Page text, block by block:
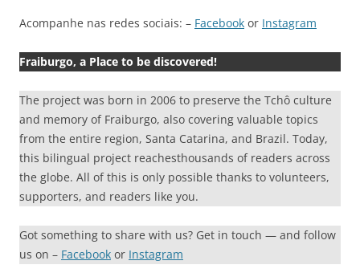
Acompanhe nas redes sociais: – Facebook or Instagram
Fraiburgo, a Place to be discovered!
The project was born in 2006 to preserve the Tchô culture
and memory of Fraiburgo, also covering valuable topics
from the entire region, Santa Catarina, and Brazil. Today,
this bilingual project reachesthousands of readers across
the globe. All of this is only possible thanks to volunteers,
supporters, and readers like you.
Got something to share with us? Get in touch — and follow
us on – Facebook or Instagram